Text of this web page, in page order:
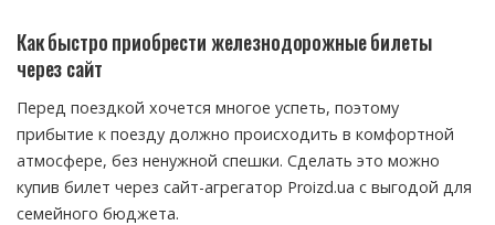
Как быстро приобрести железнодорожные билеты
через сайт
Перед поездкой хочется многое успеть, поэтому
прибытие к поезду должно происходить в комфортной
атмосфере, без ненужной спешки. Сделать это можно
купив билет через сайт-агрегатор Proizd.ua с выгодой для
семейного бюджета.